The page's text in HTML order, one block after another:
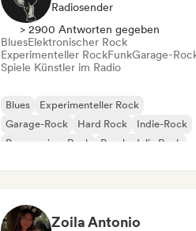
Radiosender
> 2900 Antworten gegeben
BluesElektronischer Rock
Experimenteller RockFunkGarage-
Spiele Künstler im Radio
Blues
Experimenteller Rock
Garage-Rock
Hard Rock
Indie-Rock
Progressiver Rock
Psychedelic Rock
Zoila Antonio